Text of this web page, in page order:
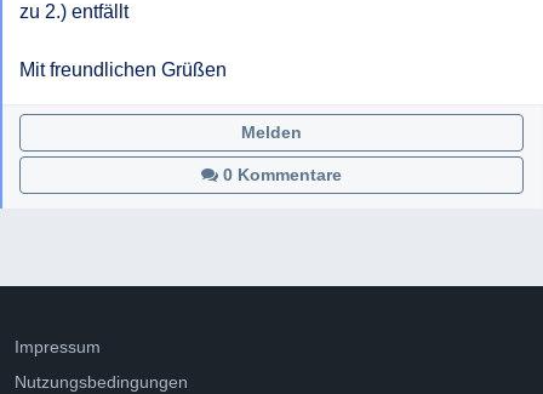
zu 2.) entfällt
Mit freundlichen Grüßen
0 Kommentare
Melden
Impressum
Nutzungsbedingungen